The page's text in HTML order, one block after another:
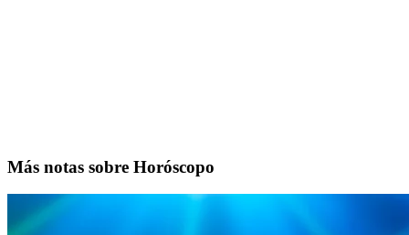
Más notas sobre Horóscopo